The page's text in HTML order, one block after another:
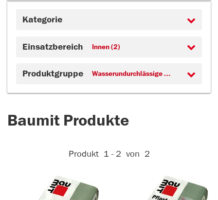
Kategorie
Einsatzbereich Innen (2)
Produktgruppe Wasserundurchlässige Verlegung (2)
Baumit Produkte
Aktive Filter:
Produkt 1 - 2 von 2